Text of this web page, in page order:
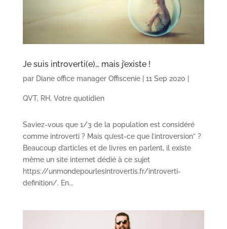
Je suis introverti(e)… mais j’existe !
par Diane office manager Offiscenie| 11 Sep 2020
QVT, RH, Votre quotidien
Saviez-vous que 1/3 de la population est considéré
comme introverti ? Mais qu’est-ce que l’introversion” ?
Beaucoup d’articles et de livres en parlent, il existe
même un site internet dédié à ce sujet
https://unmondepourlesintrovertis.fr/introverti-
definition/. En...